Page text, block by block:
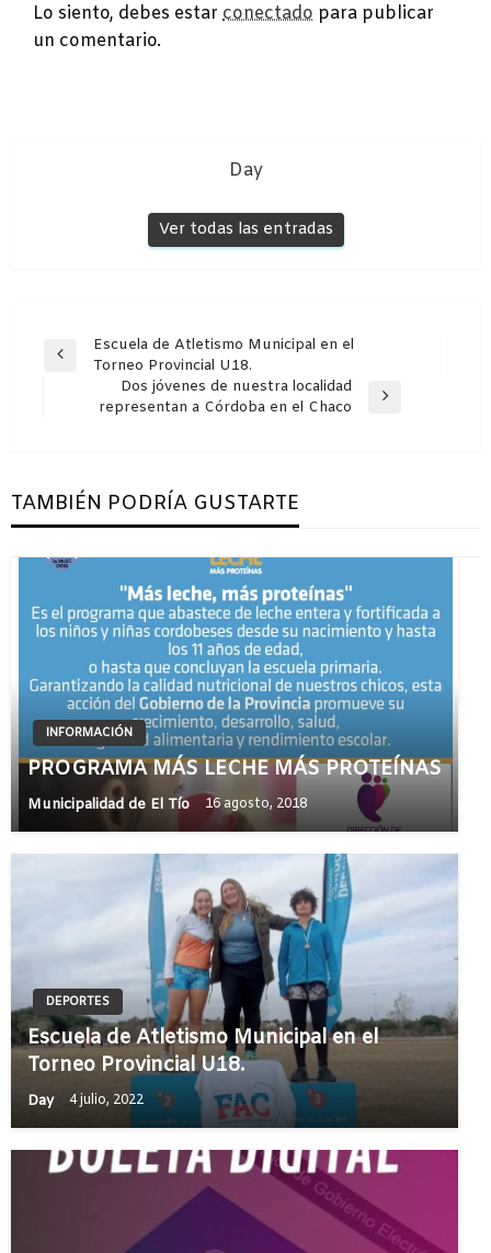
Lo siento, debes estar conectado para publicar
un comentario.
Day
Ver todas las entradas
Navegación
entradas
Entrada
Escuela de Atletismo Municipal en el
Torneo Provincial U18.
Entrada
Dos jóvenes de nuestra localidad
representan a Córdoba en el Chaco
TAMBIÉN PODRÍA GUSTARTE
INFORMACIÓN
PROGRAMA MÁS LECHE MÁS PROTEÍNAS
Municipalidad de El Tío 16 agosto, 2018
DEPORTES
Escuela de Atletismo Municipal en el
Torneo Provincial U18.
Day 4 julio, 2022